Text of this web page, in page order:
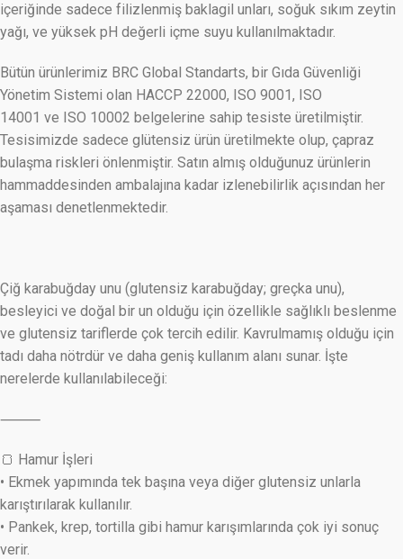
içeriğinde sadece filizlenmiş baklagil unları, soğuk sıkım zeytin
yağı, ve yüksek pH değerli içme suyu kullanılmaktadır.
Bütün ürünlerimiz BRC Global Standarts, bir Gıda Güvenliği
Yönetim Sistemi olan HACCP 22000, ISO 9001, ISO
14001 ve ISO 10002 belgelerine sahip tesiste üretilmiştir.
Tesisimizde sadece glütensiz ürün üretilmekte olup, çapraz
bulaşma riskleri önlenmiştir. Satın almış olduğunuz ürünlerin
hammaddesinden ambalajına kadar izlenebilirlik açısından her
aşaması denetlenmektedir.
Çiğ karabuğday unu (glutensiz karabuğday; greçka unu),
besleyici ve doğal bir un olduğu için özellikle sağlıklı beslenme
ve glutensiz tariflerde çok tercih edilir. Kavrulmamış olduğu için
tadı daha nötrdür ve daha geniş kullanım alanı sunar. İşte
nerelerde kullanılabileceği:
⸻
🍞 Hamur İşleri
• Ekmek yapımında tek başına veya diğer glutensiz unlarla
karıştırılarak kullanılır.
• Pankek, krep, tortilla gibi hamur karışımlarında çok iyi sonuç
verir.